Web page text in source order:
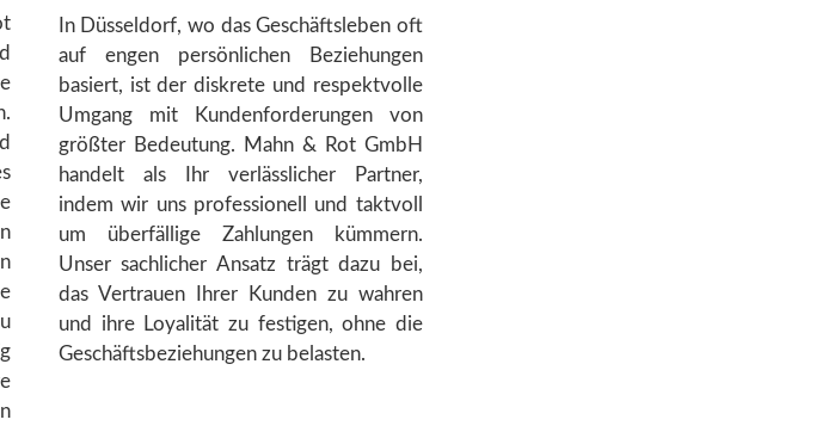
In Düsseldorf, wo das Geschäftsleben oft
auf engen persönlichen Beziehungen
basiert, ist der diskrete und respektvolle
Umgang mit Kundenforderungen von
größter Bedeutung. Mahn & Rot GmbH
handelt als Ihr verlässlicher Partner,
indem wir uns professionell und taktvoll
um überfällige Zahlungen kümmern.
Unser sachlicher Ansatz trägt dazu bei,
das Vertrauen Ihrer Kunden zu wahren
und ihre Loyalität zu festigen, ohne die
Geschäftsbeziehungen zu belasten.